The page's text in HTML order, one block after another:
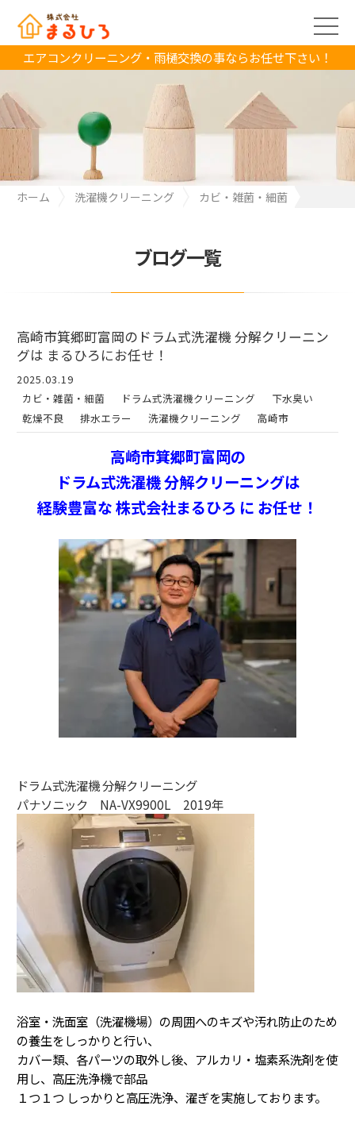
エアコンクリーニング・雨樋交換の事ならお任せ下さい！
ホーム 洗濯機クリーニング
カビ・雑菌・細菌
ブログ一覧
高崎市箕郷町富岡のドラム式洗濯機 分解クリーニン
グは まるひろにお任せ！
2025.03.19
カビ・雑菌・細菌
ドラム式洗濯機クリーニング
下水臭い
乾燥不良
排水エラー 洗濯機クリーニング 高崎市
高崎市箕郷町富岡の
ドラム式洗濯機 分解クリーニングは
経験豊富な 株式会社まるひろ に お任せ！
ドラム式洗濯機 分解クリーニング
パナソニック NA-VX9900L 2019年
浴室・洗面室（洗濯機場）の周囲へのキズや汚れ防止のため
の養生をしっかりと行い、
カバー類、各パーツの取外し後、アルカリ・塩素系洗剤を使
用し、高圧洗浄機で部品
１つ１つ しっかりと高圧洗浄、濯ぎを実施しております。